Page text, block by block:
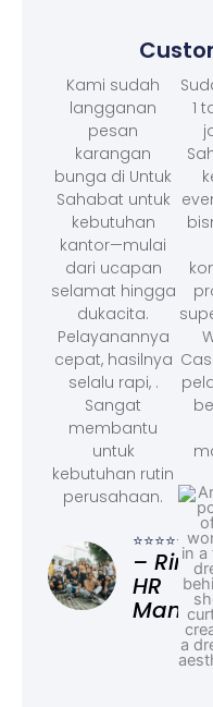
Kami sudah
langganan
pesan
karangan
bunga di Untuk
Sahabat untuk
kebutuhan
kantor—mulai
dari ucapan
selamat hingga
dukacita.
Pelayanannya
cepat, hasilnya
selalu rapi, .
Sangat
membantu
untuk
kebutuhan rutin
perusahaan.
⭐⭐⭐⭐⭐
– Rina,
HR
1